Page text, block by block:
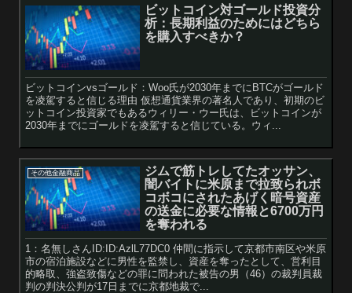
ビットコイン対ゴールド投資分
析：長期利益のためにはどちら
を購入すべきか？
ビットコインvsゴールド：Woo氏が2030年までにBTCがゴールド
を凌駕すると信じる理由 仮想通貨業界の著名人であり、初期のビ
ットコイン投資家でもあるウィリー・ウー氏は、ビットコインが
2030年までにゴールドを凌駕すると信じている。ウィ...
その他金融商品
ジムで筋トレしてたオッサン、
闇バイトに米原まで拉致られボ
コボコにされたあげく暗号資産
の送金に必要な情報と6700万円
を奪われる
1：名無しさんID:ID:AzlL77DC0 仲間に指示して京都市南区や米原
市の宿泊施設などに男性を監禁し、資産を奪ったとして、営利目
的略取、強盗致傷などの罪に問われた被告の男（46）の裁判員裁
判の判決公判が17日までに京都地裁で...